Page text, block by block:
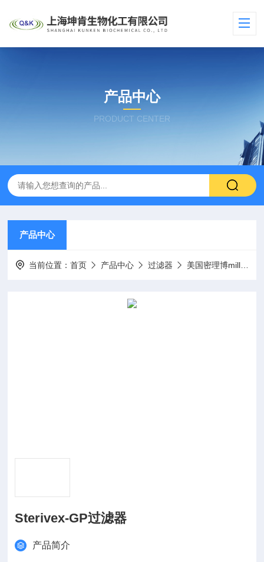
产品中心
PRODUCT CENTER
产品中心
当前位置：首页 产品中心 过滤器 美国密理博millipore
Sterivex-GP过滤器
产品简介